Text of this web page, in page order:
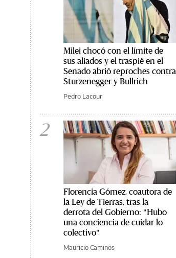
Milei chocó con el límite de
sus aliados y el traspié en el
Senado abrió reproches contra
Sturzenegger y Bullrich
Pedro Lacour
2
Florencia Gómez, coautora de
la Ley de Tierras, tras la
derrota del Gobierno: "Hubo
una conciencia de cuidar lo
colectivo"
Mauricio Caminos